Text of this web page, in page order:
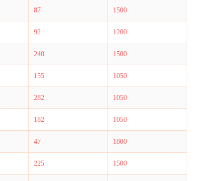
87 1500
92 1200
240 1500
155 1050
282 1050
182 1050
47 1800
225 1500